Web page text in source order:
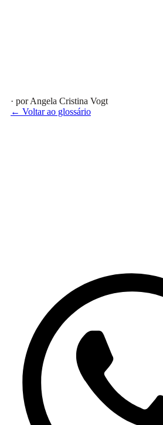
· por Angela Cristina Vogt
← Voltar ao glossário